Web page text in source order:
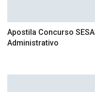
Apostila Concurso
Administrativo